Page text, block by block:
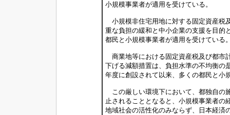
小規模事業者が適用を受けている。
小規模非住宅用地に対する固定資産税
重な負担の緩和と中小企業の支援を目的
都民と小規模事業者が適用を受けている
商業地等における固定資産税及び都市
下げる減額措置は、負担水準の不均衡の
年度に創設されて以来、多くの都民と小
この厳しい環境下において、都独自の
止されることとなると、小規模事業者の
地域社会の活性化のみならず、日本経済